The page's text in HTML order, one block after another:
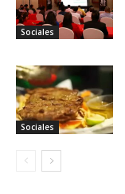
Sociales
Sociales